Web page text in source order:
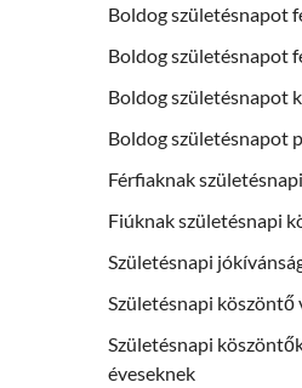
Boldog születésnapot
Boldog születésnapot
Boldog születésnapot
Boldog születésnapot
Férfiaknak
Fiúknak születésnapi
Születésnapi
Születésnapi köszöntő
Születésnapi
éveseknek